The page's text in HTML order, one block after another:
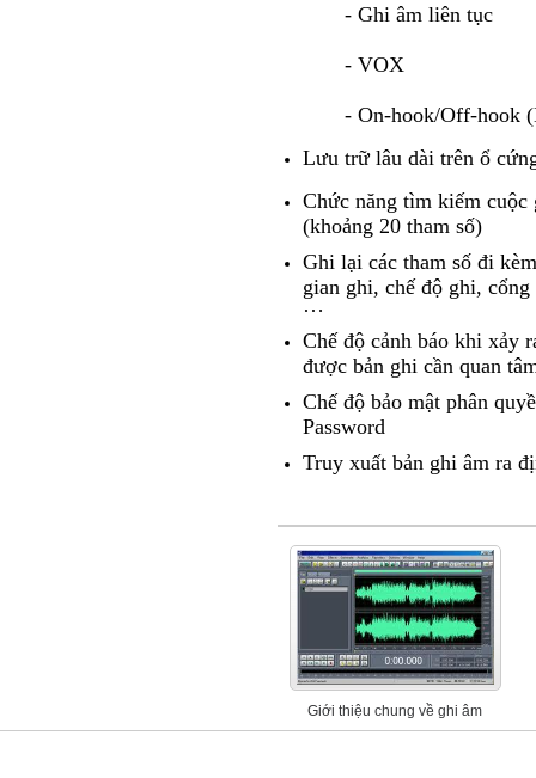
- Ghi âm liên tục
- VOX
- On-hook/Off-hook
Lưu trữ lâu dài trên ổ
Chức năng tìm kiếm
(khoảng 20 tham số)
Ghi lại các tham số đi
gian ghi, chế độ ghi,
…
Chế độ cảnh báo khi xảy
được bản ghi cần quan
Chế độ bảo mật phân
Password
Truy xuất bản ghi âm ra
Giới thiệu chung về ghi âm